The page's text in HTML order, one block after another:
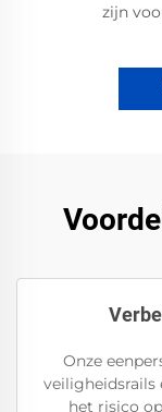
zijn
Onze
veiligheidsrails
het risico